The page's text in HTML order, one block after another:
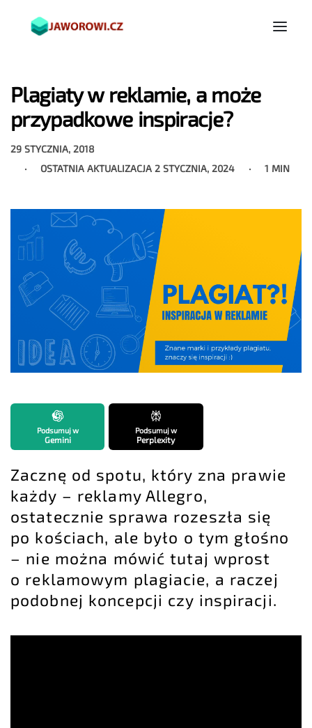
Plagiaty w reklamie, a może
przypadkowe inspiracje?
29 STYCZNIA, 2018
OSTATNIA AKTUALIZACJA 2 STYCZNIA, 2024 1 MIN
Podsumuj w
Gemini
Podsumuj w
Perplexity
Zacznę od spotu, który zna prawie
każdy – reklamy Allegro,
ostatecznie sprawa rozeszła się
po kościach, ale było o tym głośno
– nie można mówić tutaj wprost
o reklamowym plagiacie, a raczej
podobnej koncepcji czy inspiracji.